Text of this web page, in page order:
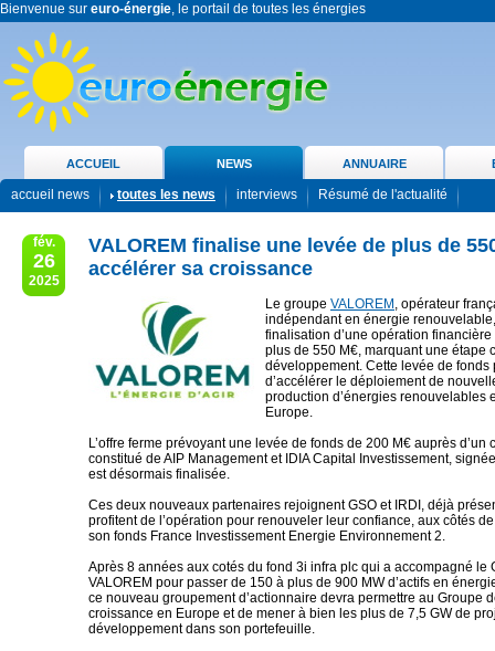
Bienvenue sur euro-énergie, le portail de toutes les énergies
ACCUEIL NEWS ANNUAIRE
accueil news toutes les news interviews Résumé de l'actualité
fév.
26
2025
VALOREM finalise une levée de plus de
accélérer sa croissance
Le groupe VALOREM , opérateur
indépendant en énergie
finalisation d’une opération
plus de 550 M€, marquant une étape
développement. Cette levée de fonds
d’accélérer le déploiement de
production d’énergies renouvelables
Europe.
L’offre ferme prévoyant une levée de fonds de 200 M€ auprès d’un
constitué de AIP Management et IDIA Capital Investissement,
est désormais finalisée.
Ces deux nouveaux partenaires rejoignent GSO et IRDI, déjà
profitent de l’opération pour renouveler leur confiance, aux côtés
son fonds France Investissement Energie Environnement 2.
Après 8 années aux cotés du fond 3i infra plc qui a accompagné le
VALOREM pour passer de 150 à plus de 900 MW d’actifs en
ce nouveau groupement d’actionnaire devra permettre au Groupe
croissance en Europe et de mener à bien les plus de 7,5 GW de
développement dans son portefeuille.